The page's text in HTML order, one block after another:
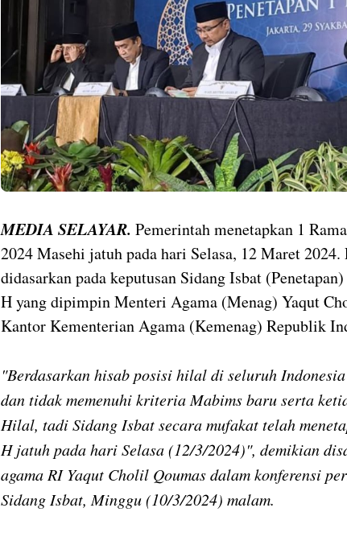
MEDIA SELAYAR. Pemerintah menetapkan 1
2024 Masehi jatuh pada hari Selasa, 12 Maret 2024.
didasarkan pada keputusan Sidang Isbat
H yang dipimpin Menteri Agama (Menag) Yaqut
Kantor Kementerian Agama (Kemenag) Republik
"Berdasarkan hisab posisi hilal di seluruh
dan tidak memenuhi kriteria Mabims baru serta
Hilal, tadi Sidang Isbat secara mufakat telah
H jatuh pada hari Selasa (12/3/2024)", demikian
agama RI Yaqut Cholil Qoumas dalam konferensi
Sidang Isbat, Minggu (10/3/2024) malam.